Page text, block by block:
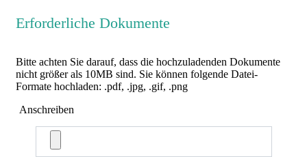
Erforderliche Dokumente
Bitte achten Sie darauf, dass die hochzuladenden Dokumente
nicht größer als 10MB sind. Sie können folgende Datei-
Formate hochladen: .pdf, .jpg, .gif, .png
Anschreiben